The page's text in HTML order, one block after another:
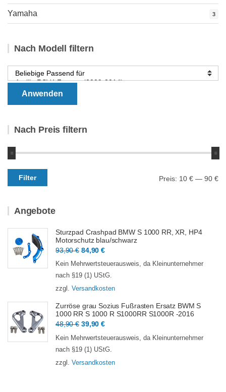
Yamaha 3
Nach Modell filtern
Anwenden
Nach Preis filtern
Min.
Preis
Max.
Preis
Filter Preis: 10 € — 90 €
Angebote
Sturzpad Crashpad BMW S 1000 RR, XR, HP4
Motorschutz blau/schwarz
93,90€ Ursprünglicher
Preis
war:
93,90 €
84,90€Aktueller
Preis
ist:
84,90 €.
Kein Mehrwertsteuerausweis, da Kleinunternehmer
nach §19 (1) UStG.
zzgl. Versandkosten
Zurröse grau Sozius Fußrasten Ersatz BWM S
1000 RR S 1000 R S1000RR S1000R -2016
48,90€ Ursprünglicher
Preis
war:
48,90 €
39,90€Aktueller
Preis
ist:
39,90 €.
Kein Mehrwertsteuerausweis, da Kleinunternehmer
nach §19 (1) UStG.
zzgl. Versandkosten